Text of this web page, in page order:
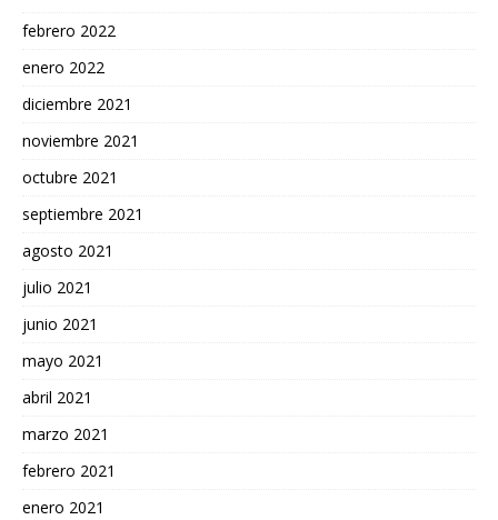
febrero 2022
enero 2022
diciembre 2021
noviembre 2021
octubre 2021
septiembre 2021
agosto 2021
julio 2021
junio 2021
mayo 2021
abril 2021
marzo 2021
febrero 2021
enero 2021